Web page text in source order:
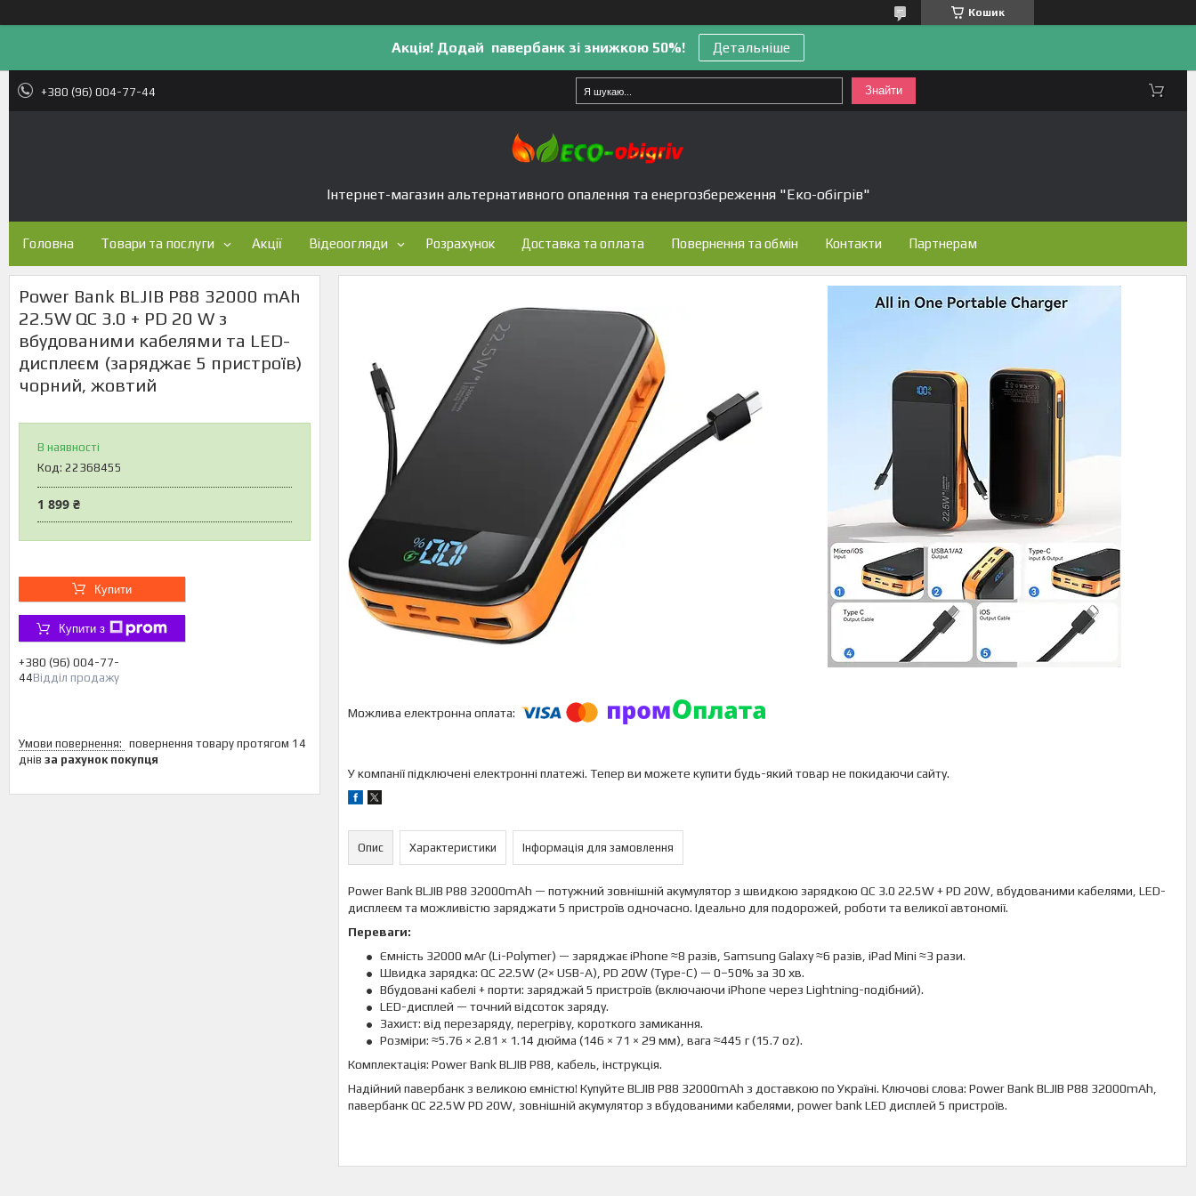
Кошик
Акція! Додай павербанк зі знижкою 50%! Детальніше
+380 (96) 004-77-44 Знайти
Інтернет-магазин альтернативного опалення та енергозбереження "Еко-обігрів"
Головна Товари та послуги Акції Відеоогляди Розрахунок Доставка та оплата Повернення та обмін Контакти Партнерам
Power Bank BLJIB P88 32000 mAh
22.5W QC 3.0 + PD 20 W з
вбудованими кабелями та LED-
дисплеєм (заряджає 5 пристроїв)
чорний, жовтий
В наявності
Код: 22368455
1 899 ₴
Купити
Купити з
+380 (96) 004-77-
44Відділ продажу
повернення товару протягом 14
днів за рахунок покупця
У компанії підключені електронні платежі. Тепер ви можете купити будь-який товар не покидаючи сайту.
Опис Характеристики Інформація для замовлення
Power Bank BLJIB P88 32000mAh — потужний зовнішній акумулятор з швидкою зарядкою QC 3.0 22.5W + PD 20W, вбудованими кабелями, LED-
дисплеєм та можливістю заряджати 5 пристроїв одночасно. Ідеально для подорожей, роботи та великої автономії.
Переваги:
Ємність 32000 мАг (Li-Polymer) — заряджає iPhone ≈8 разів, Samsung Galaxy ≈6 разів, iPad Mini ≈3 рази.
Швидка зарядка: QC 22.5W (2× USB-A), PD 20W (Type-C) — 0–50% за 30 хв.
Вбудовані кабелі + порти: заряджай 5 пристроїв (включаючи iPhone через Lightning-подібний).
LED-дисплей — точний відсоток заряду.
Захист: від перезаряду, перегріву, короткого замикання.
Розміри: ≈5.76 × 2.81 × 1.14 дюйма (146 × 71 × 29 мм), вага ≈445 г (15.7 oz).
Комплектація: Power Bank BLJIB P88, кабель, інструкція.
Надійний павербанк з великою ємністю! Купуйте BLJIB P88 32000mAh з доставкою по Україні. Ключові слова: Power Bank BLJIB P88 32000mAh,
павербанк QC 22.5W PD 20W, зовнішній акумулятор з вбудованими кабелями, power bank LED дисплей 5 пристроїв.